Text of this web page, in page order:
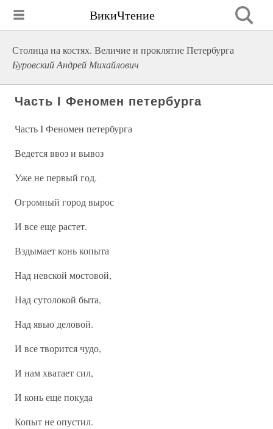
ВикиЧтение
Столица на костях. Величие и проклятие Петербурга
Буровский Андрей Михайлович
Часть I Феномен петербурга
Часть I Феномен петербурга
Ведется ввоз и вывоз
Уже не первый год.
Огромный город вырос
И все еще растет.
Вздымает конь копыта
Над невской мостовой,
Над сутолокой быта,
Над явью деловой.
И все творится чудо,
И нам хватает сил,
И конь еще покуда
Копыт не опустил.